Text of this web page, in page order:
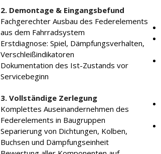
2. Demontage & Eingangsbefund
Fachgerechter Ausbau des Federelements
aus dem Fahrradsystem
Erstdiagnose: Spiel, Dämpfungsverhalten,
Verschleißindikatoren
Dokumentation des Ist-Zustands vor
Servicebeginn
3. Vollständige Zerlegung
Komplettes Auseinandernehmen des
Federelements in Baugruppen
Separierung von Dichtungen, Kolben,
Buchsen und Dämpfungseinheit